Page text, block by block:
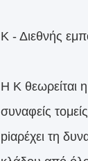
Κ - Διεθνής
Η K θεωρείται
συναφείς
piαρέχει τη